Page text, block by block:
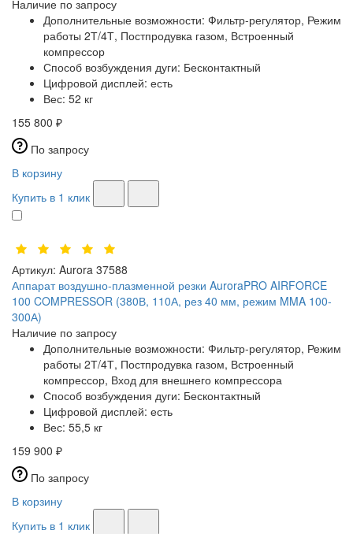
Наличие по запросу
Дополнительные возможности: Фильтр-регулятор, Режим
работы 2Т/4Т, Постпродувка газом, Встроенный
компрессор
Способ возбуждения дуги: Бесконтактный
Цифровой дисплей: есть
Вес: 52 кг
155 800 ₽
По запросу
В корзину
Купить в 1 клик
Артикул: Aurora 37588
Аппарат воздушно-плазменной резки AuroraPRO AIRFORCE
100 COMPRESSOR (380В, 110А, рез 40 мм, режим MMA 100-
300А)
Наличие по запросу
Дополнительные возможности: Фильтр-регулятор, Режим
работы 2Т/4Т, Постпродувка газом, Встроенный
компрессор, Вход для внешнего компрессора
Способ возбуждения дуги: Бесконтактный
Цифровой дисплей: есть
Вес: 55,5 кг
159 900 ₽
По запросу
В корзину
Купить в 1 клик